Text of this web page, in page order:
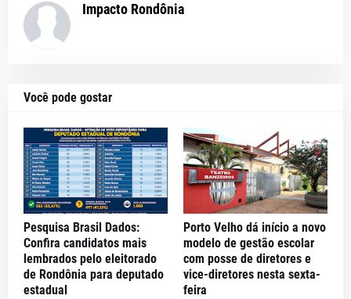
Impacto Rondônia
Você pode gostar
Pesquisa Brasil Dados:
Confira candidatos mais
lembrados pelo eleitorado
de Rondônia para deputado
estadual
Porto Velho dá início a novo
modelo de gestão escolar
com posse de diretores e
vice-diretores nesta sexta-
feira